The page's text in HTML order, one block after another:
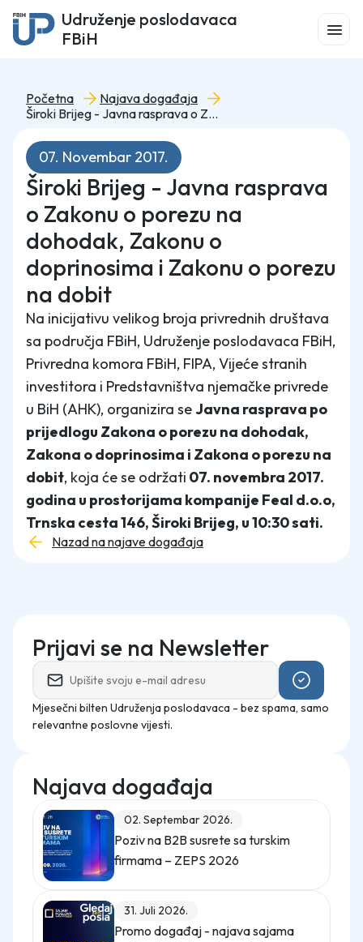
Udruženje poslodavaca
FBiH
Početna
Najava događaja
Široki Brijeg - Javna rasprava o Zakonu o porezu na dohodak, Zakonu o doprinosima i Zakonu o porezu na dobit
07. Novembar 2017.
Široki Brijeg - Javna rasprava
o Zakonu o porezu na
dohodak, Zakonu o
doprinosima i Zakonu o porezu
na dobit
Na inicijativu velikog broja privrednih društava
sa područja FBiH, Udruženje poslodavaca FBiH,
Privredna komora FBiH, FIPA, Vijeće stranih
investitora i Predstavništva njemačke privrede
u BiH (AHK), organizira seJavna rasprava po
prijedlogu Zakona o porezu na dohodak,
Zakona o doprinosima i Zakona o porezu na
dobit, koja će se održati 07. novembra 2017.
godina u prostorijama kompanije Feal d.o.o,
Trnska cesta 146, Široki Brijeg, u 10:30 sati.
Nazad na najave događaja
Prijavi se na Newsletter
Mjesečni bilten Udruženja poslodavaca - bez spama, samo
relevantne poslovne vijesti.
Najava događaja
02. Septembar 2026.
Poziv na B2B susrete sa turskim
firmama – ZEPS 2026
31. Juli 2026.
Promo događaj - najava sajama